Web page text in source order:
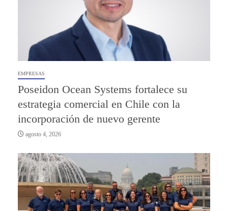
EMPRESAS
Poseidon Ocean Systems fortalece su
estrategia comercial en Chile con la
incorporación de nuevo gerente
agosto 4, 2026